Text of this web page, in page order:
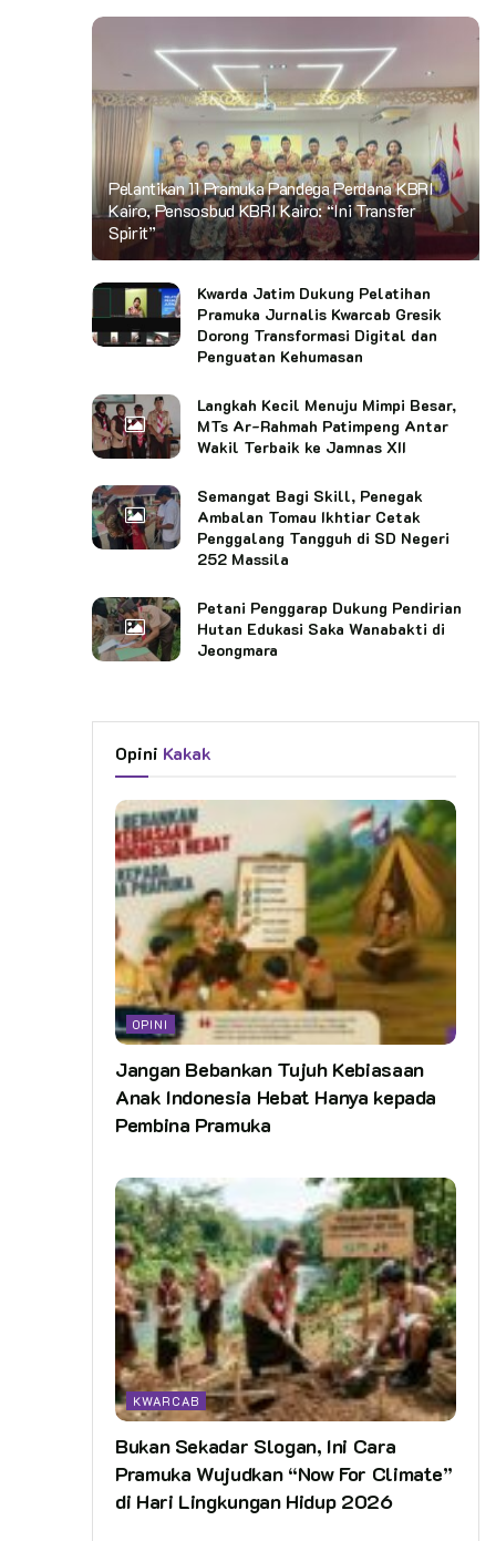
Pelantikan 11 Pramuka Pandega Perdana KBRI
Kairo, Pensosbud KBRI Kairo: “Ini Transfer
Spirit”
Kwarda Jatim Dukung Pelatihan
Pramuka Jurnalis Kwarcab Gresik
Dorong Transformasi Digital dan
Penguatan Kehumasan
Langkah Kecil Menuju Mimpi Besar,
MTs Ar-Rahmah Patimpeng Antar
Wakil Terbaik ke Jamnas XII
Semangat Bagi Skill, Penegak
Ambalan Tomau Ikhtiar Cetak
Penggalang Tangguh di SD Negeri
252 Massila
Petani Penggarap Dukung Pendirian
Hutan Edukasi Saka Wanabakti di
Jeongmara
Opini Kakak
OPINI
Jangan Bebankan Tujuh Kebiasaan
Anak Indonesia Hebat Hanya kepada
Pembina Pramuka
KWARCAB
Bukan Sekadar Slogan, Ini Cara
Pramuka Wujudkan “Now For Climate”
di Hari Lingkungan Hidup 2026